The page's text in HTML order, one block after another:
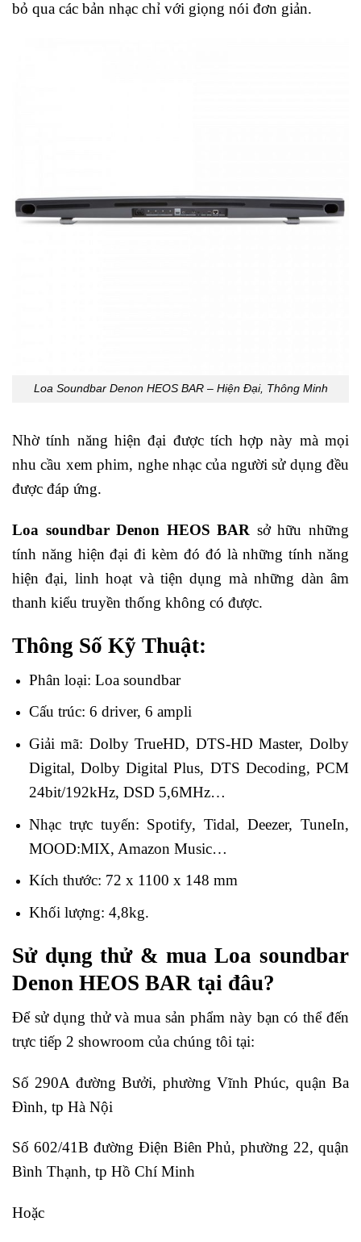
bỏ qua các bản nhạc chỉ với giọng nói đơn giản.
Loa Soundbar Denon HEOS BAR – Hiện Đại, Thông Minh
Nhờ tính năng hiện đại được tích hợp này mà mọi
nhu cầu xem phim, nghe nhạc của người sử dụng đều
được đáp ứng.
Loa soundbar Denon HEOS BAR sở hữu những
tính năng hiện đại đi kèm đó đó là những tính năng
hiện đại, linh hoạt và tiện dụng mà những dàn âm
thanh kiểu truyền thống không có được.
Thông Số Kỹ Thuật:
Phân loại: Loa soundbar
Cấu trúc: 6 driver, 6 ampli
Giải mã: Dolby TrueHD, DTS-HD Master, Dolby
Digital, Dolby Digital Plus, DTS Decoding, PCM
24bit/192kHz, DSD 5,6MHz…
Nhạc trực tuyến: Spotify, Tidal, Deezer, TuneIn,
MOOD:MIX, Amazon Music…
Kích thước: 72 x 1100 x 148 mm
Khối lượng: 4,8kg.
Sử dụng thử & mua Loa soundbar
Denon HEOS BAR tại đâu?
Để sử dụng thử và mua sản phẩm này bạn có thể đến
trực tiếp 2 showroom của chúng tôi tại:
Số 290A đường Bưởi, phường Vĩnh Phúc, quận Ba
Đình, tp Hà Nội
Số 602/41B đường Điện Biên Phủ, phường 22, quận
Bình Thạnh, tp Hồ Chí Minh
Hoặc